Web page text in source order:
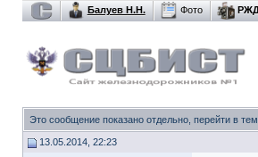
Балуев Н.Н. Фото
Это сообщение показано отдельно, перейти в
13.05.2014, 22:23